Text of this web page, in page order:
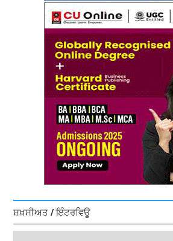
ਸ਼ਖ਼ਸੀਅਤ / ਇੰਟਰਵਿਊ